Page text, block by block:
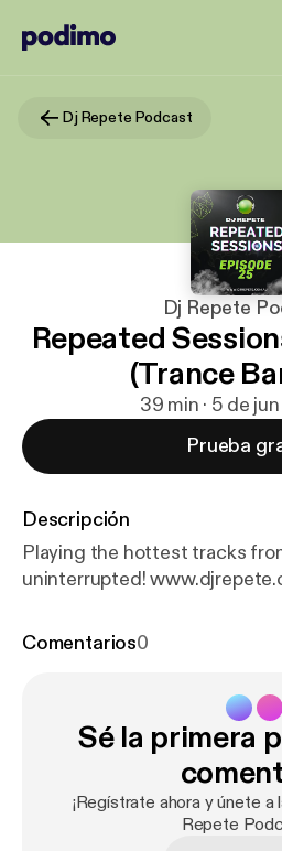
Dj Repete Podcast
Dj Repete
Repeated
(Trance
39 min · 5 de
Prueba
Descripción
Playing the hottest tracks
uninterrupted!
Comentarios0
Sé la primera
¡Regístrate ahora y únete a
Repete